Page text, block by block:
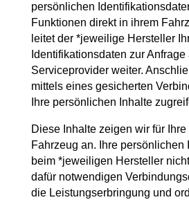
persönlichen
Funktionen direkt in ihrem
leitet der *jeweilige Hersteller
Identifikationsdaten zur
Serviceprovider weiter.
mittels eines gesicherten
Ihre persönlichen Inhalte
Diese Inhalte zeigen wir für
Fahrzeug an. Ihre persönlichen
beim *jeweiligen Hersteller
dafür notwendigen
die Leistungserbringung und